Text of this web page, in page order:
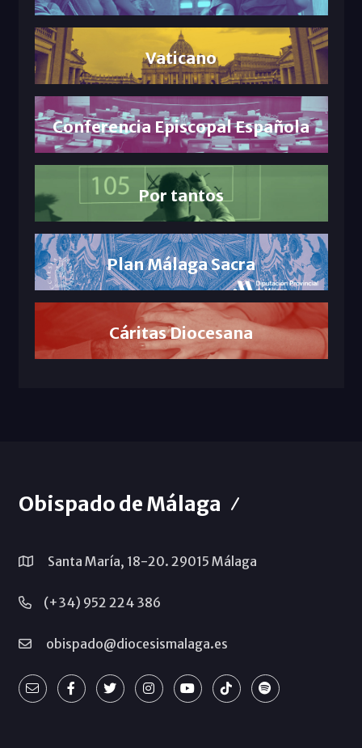
Vaticano
Conferencia Episcopal Española
Por tantos
Plan Málaga Sacra
Cáritas Diocesana
Obispado de Málaga
Santa María, 18-20. 29015 Málaga
(+34) 952 224 386
obispado@diocesismalaga.es